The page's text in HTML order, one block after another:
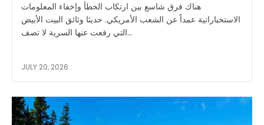
هناك فرق شاسع بين ارتكاب الخطأ وإخفاء المعلومات
الاستخباراتية عمداً عن الشعب الأمريكي. حديثا وثائق البيت الأبيض
التي رفعت عنها السرية لا تصف...
JULY 20, 2026